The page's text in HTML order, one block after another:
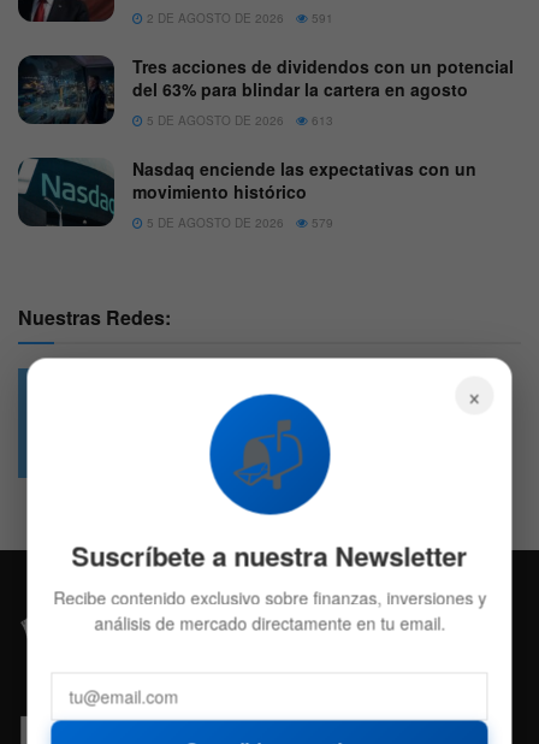
2 DE AGOSTO DE 2026 591
Tres acciones de dividendos con un potencial
del 63% para blindar la cartera en agosto
5 DE AGOSTO DE 2026 613
Nasdaq enciende las expectativas con un
movimiento histórico
5 DE AGOSTO DE 2026 579
Nuestras Redes:
4.7k
Followers
×
📬
Suscríbete a nuestra Newsletter
Recibe contenido exclusivo sobre finanzas, inversiones y
análisis de mercado directamente en tu email.